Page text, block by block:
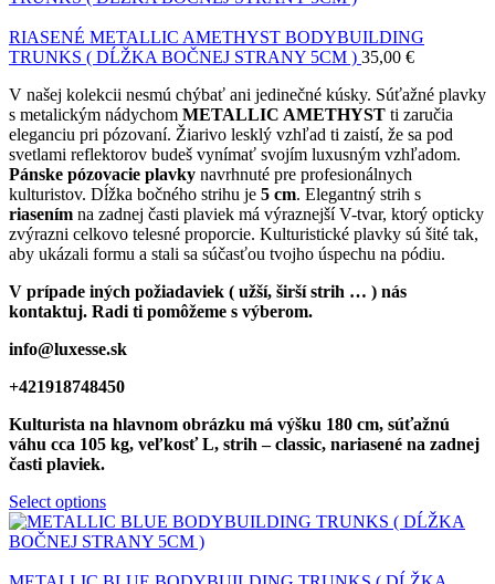
RIASENÉ METALLIC AMETHYST BODYBUILDING
TRUNKS ( DĹŽKA BOČNEJ STRANY 5CM ) 35,00 €
V našej kolekcii nesmú chýbať ani jedinečné kúsky. Súťažné plavky
s metalickým nádychom METALLIC AMETHYST ti zaručia
eleganciu pri pózovaní. Žiarivo lesklý vzhľad ti zaistí, že sa pod
svetlami reflektorov budeš vynímať svojím luxusným vzhľadom.
Pánske pózovacie plavky navrhnuté pre profesionálnych
kulturistov. Dĺžka bočného strihu je 5 cm. Elegantný strih s
riasením na zadnej časti plaviek má výraznejší V-tvar, ktorý opticky
zvýrazni celkovo telesné proporcie. Kulturistické plavky sú šité tak,
aby ukázali formu a stali sa súčasťou tvojho úspechu na pódiu.
V prípade iných požiadaviek ( užší, širší strih … ) nás
kontaktuj. Radi ti pomôžeme s výberom.
info@luxesse.sk
+421918748450
Kulturista na hlavnom obrázku má výšku 180 cm, súťažnú
váhu cca 105 kg, veľkosť L, strih – classic, nariasené na zadnej
časti plaviek.
Select options